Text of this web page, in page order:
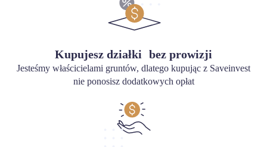
Kupujesz działki bez prowizji
Jesteśmy właścicielami gruntów, dlatego kupując z Saveinvest
nie ponosisz dodatkowych opłat